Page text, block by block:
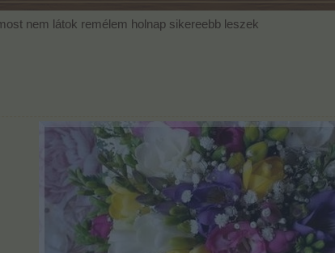
nem látok remélem holnap sikereebb leszek